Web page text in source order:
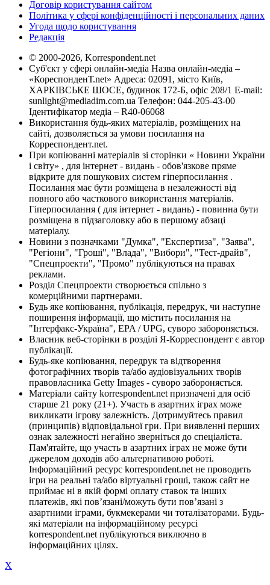
Договір користування сайтом
Політика у сфері конфіденційності і персональних даних
Угода щодо користування
Редакція
© 2000-2026, Korrespondent.net
Суб'єкт у сфері онлайн-медіа Назва онлайн-медіа –
«КореспонденТ.net» Адреса: 02091, місто Київ,
ХАРКІВСЬКЕ ШОСЕ, будинок 172-Б, офіс 208/1 E-mail:
sunlight@mediadim.com.ua Телефон: 044-205-43-00
Ідентифікатор медіа – R40-06068
Використання будь-яких матеріалів, розміщених на
сайті, дозволяється за умови посилання на
Корреспондент.net.
При копіюванні матеріалів зі сторінки « Новини України
і світу» , для інтернет - видань - обов'язкове пряме
відкрите для пошукових систем гіперпосилання .
Посилання має бути розміщена в незалежності від
повного або часткового використання матеріалів.
Гіперпосилання ( для інтернет - видань) - повинна бути
розміщена в підзаголовку або в першому абзаці
матеріалу.
Новини з позначками "Думка", "Експертиза", "Заява",
"Регіони", "Гроші", "Влада", "Вибори", "Тест-драйв",
"Спецпроекти", "Промо" публікуються на правах
реклами.
Розділ Спецпроекти створюється спільно з
комерційними партнерами.
Будь яке копіювання, публікація, передрук, чи наступне
поширення інформації, що містить посилання на
"Інтерфакс-Україна", EPA / UPG, суворо забороняється.
Власник веб-сторінки в розділі Я-Корреспондент є автор
публікації.
Будь-яке копіювання, передрук та відтворення
фотографічних творів та/або аудіовізуальних творів
правовласника Getty Images - суворо забороняється.
Матеріали сайту korrespondent.net призначені для осіб
старше 21 року (21+). Участь в азартних іграх може
викликати ігрову залежність. Дотримуйтесь правил
(принципів) відповідальної гри. При виявленні перших
ознак залежності негайно зверніться до спеціаліста.
Пам'ятайте, що участь в азартних іграх не може бути
джерелом доходів або альтернативою роботі.
Інформаційний ресурс korrespondent.net не проводить
ігри на реальні та/або віртуальні гроші, також сайт не
приймає ні в якій формі оплату ставок та інших
платежів, які пов’язані/можуть бути пов’язані з
азартними іграми, букмекерами чи тоталізаторами. Будь-
які матеріали на інформаційному ресурсі
korrespondent.net публікуються виключно в
інформаційних цілях.
X